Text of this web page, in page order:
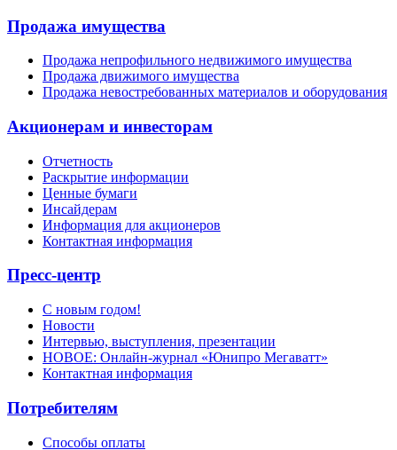
Продажа имущества
Продажа непрофильного недвижимого имущества
Продажа движимого имущества
Продажа невостребованных материалов и оборудования
Акционерам и инвесторам
Отчетность
Раскрытие информации
Ценные бумаги
Инсайдерам
Информация для акционеров
Контактная информация
Пресс-центр
С новым годом!
Новости
Интервью, выступления, презентации
НОВОЕ: Онлайн-журнал «Юнипро Мегаватт»
Контактная информация
Потребителям
Способы оплаты